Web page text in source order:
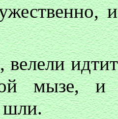
велели
мызе, и
шли.